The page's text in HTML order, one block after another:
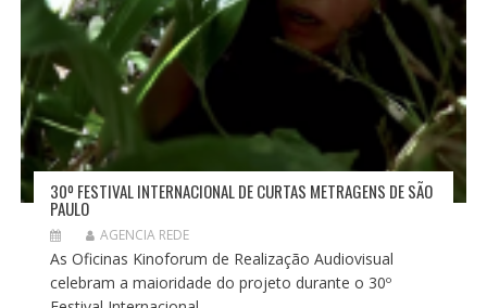
30º FESTIVAL INTERNACIONAL DE CURTAS METRAGENS DE SÃO
PAULO
AGENCIA REDE
As Oficinas Kinoforum de Realização Audiovisual
celebram a maioridade do projeto durante o 30º